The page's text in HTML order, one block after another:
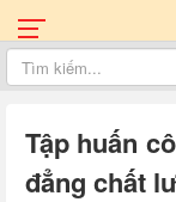
Tập huấn
đẳng chất